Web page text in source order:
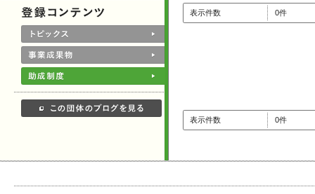
表示件数 0件
表示件数 0件